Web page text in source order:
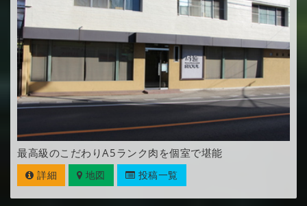
最高級のこだわりA5ランク肉を個室で堪能
詳細 地図 投稿一覧